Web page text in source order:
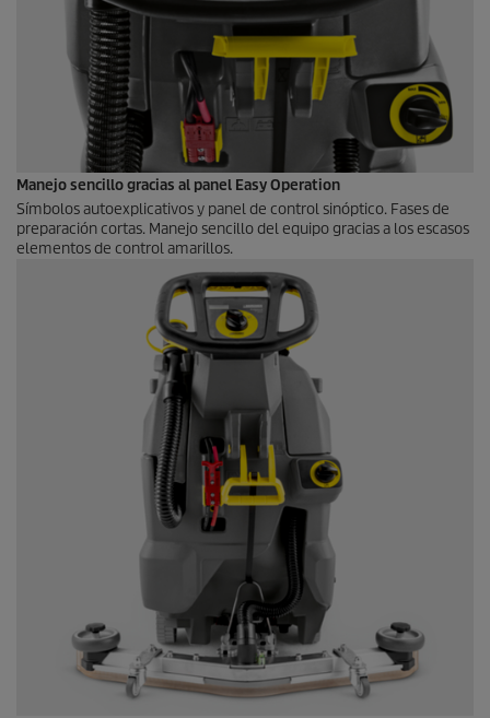
Manejo sencillo gracias al panel Easy Operation
Símbolos autoexplicativos y panel de control sinóptico. Fases de
preparación cortas. Manejo sencillo del equipo gracias a los escasos
elementos de control amarillos.